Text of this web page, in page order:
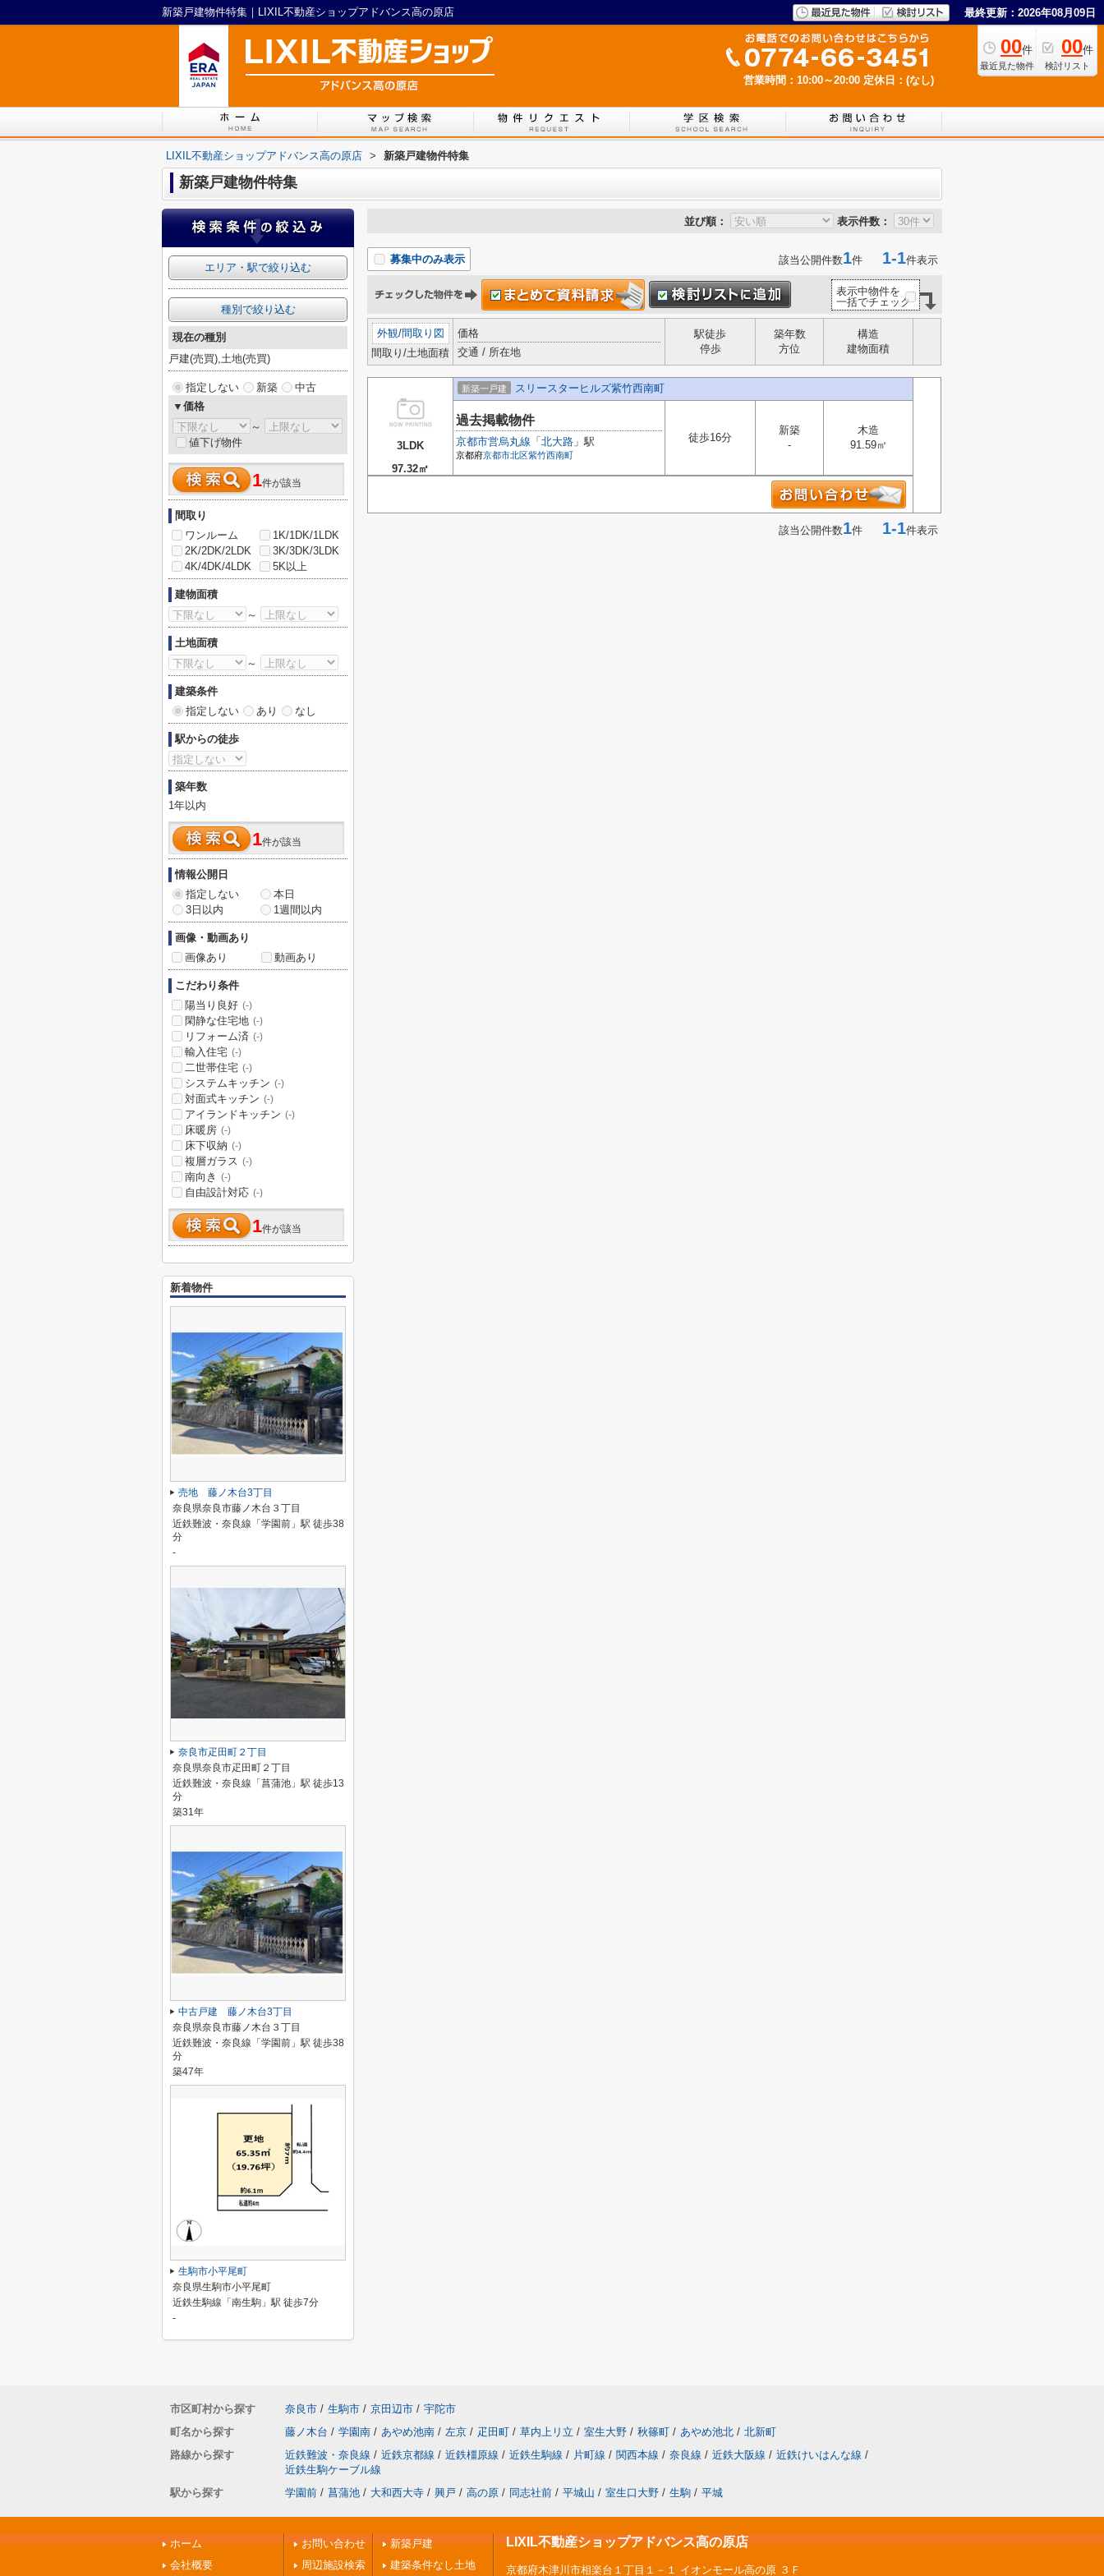
新築戸建物件特集｜LIXIL不動産ショップアドバンス高の原店 最終更新：2026年08月09日
00件
最近見た物件
00件
検討リスト
営業時間：10:00～20:00 定休日：(なし)
LIXIL不動産ショップアドバンス高の原店 > 新築戸建物件特集
新築戸建物件特集
並び順： 表示件数：
募集中のみ表示 該当公開件数1件 1-1件表示
表示中物件を
一括でチェック
外観/間取り図
間取り/土地面積
価格
交通 / 所在地
駅徒歩
停歩
築年数
方位
構造
建物面積
3LDK
97.32㎡
新築一戸建 スリースターヒルズ紫竹西南町
過去掲載物件
京都市営烏丸線 「 北大路 」駅
京都府京都市北区紫竹西南町
徒歩16分
新築
-
木造
91.59㎡
該当公開件数1件 1-1件表示
エリア・駅で絞り込む
種別で絞り込む
現在の種別
戸建(売買),土地(売買)
指定しない 新築
中古
▼価格
～
値下げ物件
1件が該当
間取り
ワンルーム
1K/1DK/1LDK
2K/2DK/2LDK
3K/3DK/3LDK
4K/4DK/4LDK
5K以上
建物面積
～
土地面積
～
建築条件
指定しない
あり なし
駅からの徒歩
築年数
1年以内
1件が該当
情報公開日
指定しない
本日
3日以内
1週間以内
画像・動画あり
画像あり
動画あり
こだわり条件
陽当り良好 (-)
閑静な住宅地 (-)
リフォーム済 (-)
輸入住宅 (-)
二世帯住宅 (-)
システムキッチン (-)
対面式キッチン (-)
アイランドキッチン (-)
床暖房 (-)
床下収納 (-)
複層ガラス (-)
南向き (-)
自由設計対応 (-)
1件が該当
新着物件
売地 藤ノ木台3丁目
奈良県奈良市藤ノ木台３丁目
近鉄難波・奈良線「学園前」駅 徒歩38
分
-
奈良市疋田町２丁目
奈良県奈良市疋田町２丁目
近鉄難波・奈良線「菖蒲池」駅 徒歩13
分
築31年
中古戸建 藤ノ木台3丁目
奈良県奈良市藤ノ木台３丁目
近鉄難波・奈良線「学園前」駅 徒歩38
分
築47年
生駒市小平尾町
奈良県生駒市小平尾町
近鉄生駒線「南生駒」駅 徒歩7分
-
市区町村から探す 奈良市 / 生駒市 / 京田辺市 / 宇陀市
町名から探す
藤ノ木台 / 学園南 / あやめ池南 / 左京 / 疋田町 / 草内上リ立 / 室生大野 / 秋篠町 / あやめ池北 / 北新町
路線から探す
近鉄難波・奈良線 / 近鉄京都線 / 近鉄橿原線 / 近鉄生駒線 / 片町線 / 関西本線 / 奈良線 / 近鉄大阪線 / 近鉄けいはんな線 /
近鉄生駒ケーブル線
駅から探す
学園前 / 菖蒲池 / 大和西大寺 / 興戸 / 高の原 / 同志社前 / 平城山 / 室生口大野 / 生駒 / 平城
ホーム
会社概要
お問い合わせ
周辺施設検索
新築戸建
建築条件なし土地
LIXIL不動産ショップアドバンス高の原店
京都府木津川市相楽台１丁目１－１ イオンモール高の原 ３Ｆ